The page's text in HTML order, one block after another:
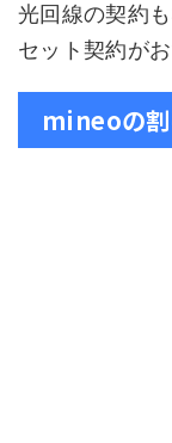
光回線の契約
セット契約が
mineoの